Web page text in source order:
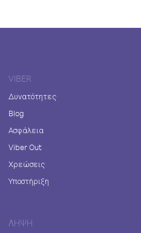
VIBER
Δυνατότητες
Blog
Ασφάλεια
Viber Out
Χρεώσεις
Υποστήριξη
ΛΉΨΗ